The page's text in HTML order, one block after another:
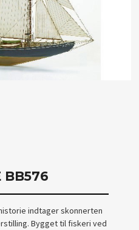
BB576
indtager skonnerten
Bygget til fiskeri ved